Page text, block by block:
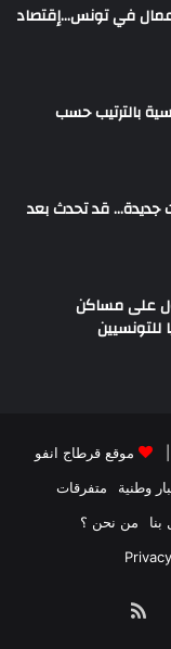
10 رجل أعمال في تونس…إقتصاد
بالترتيب حسب
جديدة… قد تحدث بعد
على مساكن
للتونسيين
موقع قرطاج انفو
وطنية
متفرقات
من نحن ؟
انستقرام